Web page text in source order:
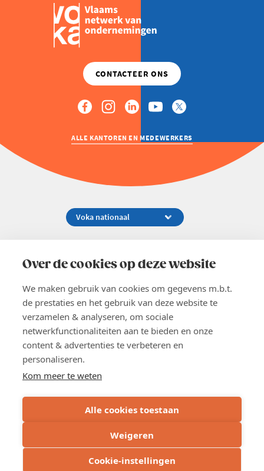
Over de cookies op deze website
We maken gebruik van cookies om gegevens m.b.t.
de prestaties en het gebruik van deze website te
verzamelen & analyseren, om sociale
netwerkfunctionaliteiten aan te bieden en onze
content & advertenties te verbeteren en
personaliseren.
Kom meer te weten
Alle cookies toestaan
Weigeren
Cookie-instellingen
ALLE KANTOREN EN MEDEWERKERS
02 229 81 11
EN
Word lid
Voka 2026
Privacyverklaring
Cookie verklaring
Cookie instellingen